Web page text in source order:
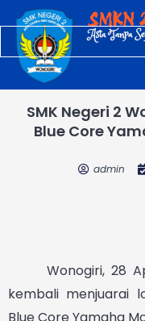
Skip
content
SMKN
Asta Tanpa
SMK Negeri 2
Blue Core
admin
Wonogiri, 28
kembali menjuarai
Blue Core Yamaha